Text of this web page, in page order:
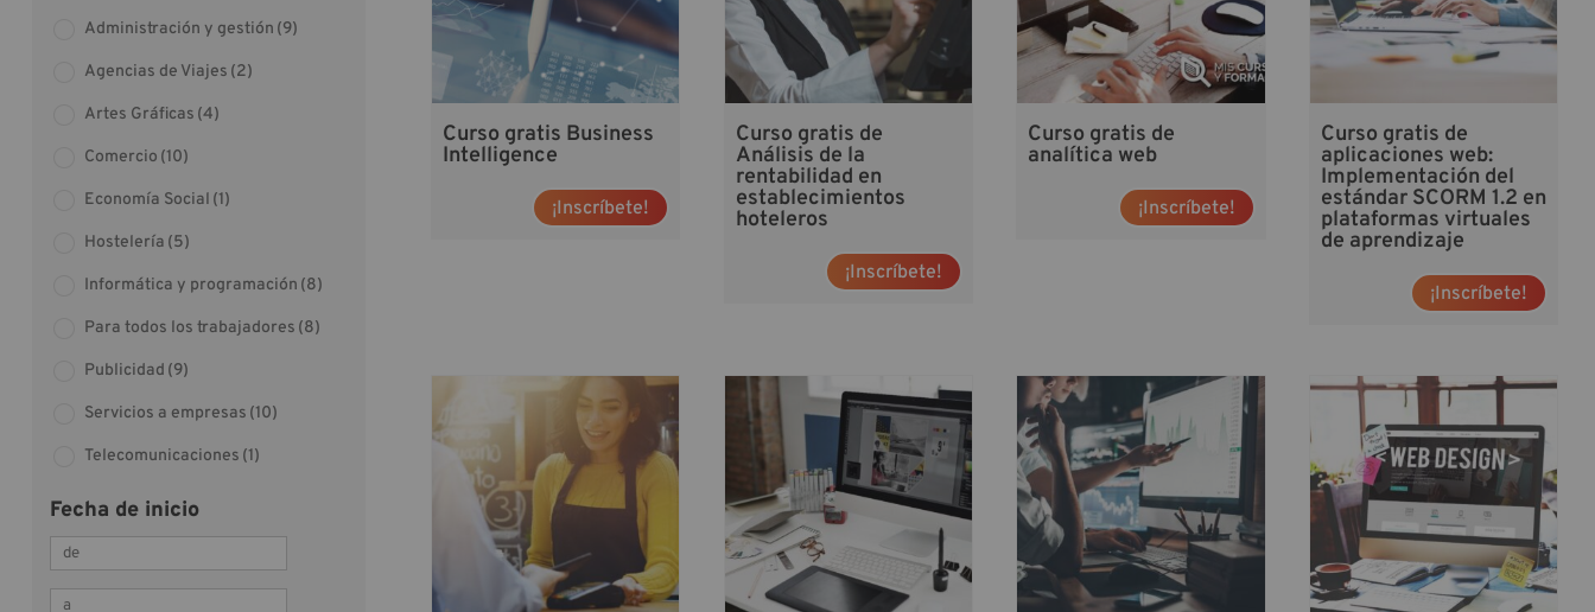
Administración y gestión (9)
Agencias de Viajes (2)
Artes Gráficas (4)
Comercio (10)
Economía Social (1)
Hostelería (5)
Informática y programación (8)
Para todos los trabajadores (8)
Publicidad (9)
Servicios a empresas (10)
Telecomunicaciones (1)
Fecha de inicio
Curso gratis Business
Intelligence
¡Inscríbete!
Curso gratis de
Análisis de la
rentabilidad en
establecimientos
hoteleros
¡Inscríbete!
Curso gratis de
analítica web
¡Inscríbete!
Curso gratis de
aplicaciones web:
Implementación del
estándar SCORM 1.2 en
plataformas virtuales
de aprendizaje
¡Inscríbete!